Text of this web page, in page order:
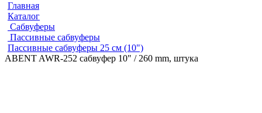
Главная
Каталог
Сабвуферы
Пассивные сабвуферы
Пассивные сабвуферы 25 см (10")
ABENT AWR-252 сабвуфер 10" / 260 mm, штука